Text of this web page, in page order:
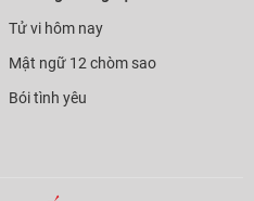
Tử vi hôm nay
Mật ngữ 12 chòm sao
Bói tình yêu